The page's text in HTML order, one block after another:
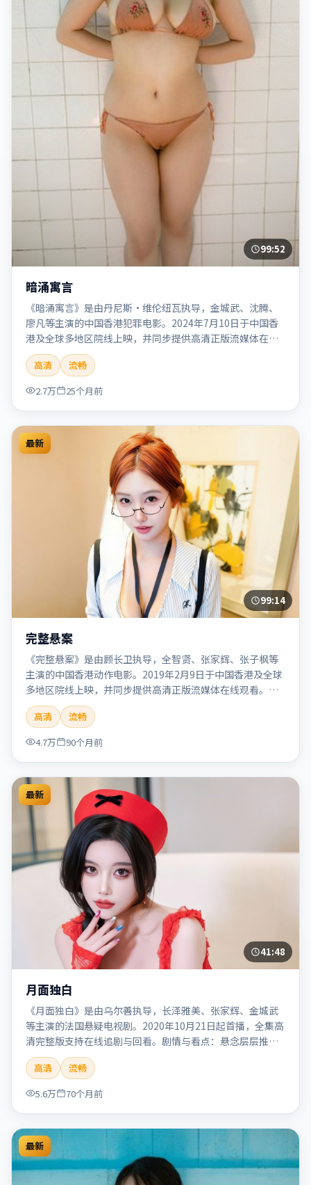
99:52
暗涌寓言
《暗涌寓言》是由丹尼斯·维伦纽瓦执导，金城武、沈腾、
廖凡等主演的中国香港犯罪电影。2024年7月10日于中国香
港及全球多地区院线上映，并同步提供高清正版流媒体在线
观看。剧情与看点：聚焦案件与人性灰色地带，张力十足，
兼具社会观察与戏剧冲突。本片适合检索「暗涌寓言」「丹
尼斯·维伦纽瓦」「犯罪」「中国香港」「2024」「2024-
07-10上映」等关键词的影迷阅读简介与主创信息。
高清
流畅
2.7万
25个月前
最新
99:14
完整悬案
《完整悬案》是由顾长卫执导，全智贤、张家辉、张子枫等
主演的中国香港动作电影。2019年2月9日于中国香港及全球
多地区院线上映，并同步提供高清正版流媒体在线观看。剧
情与看点：动作场面密集，节奏明快，适合喜欢热血追缉与
爆破场面的观众。本片适合检索「完整悬案」「顾长卫」
「动作」「中国香港」「2019」「2019-02-09上映」等关键
词的影迷阅读简介与主创信息。
高清
流畅
4.7万
90个月前
最新
41:48
月面独白
《月面独白》是由乌尔善执导，长泽雅美、张家辉、金城武
等主演的法国悬疑电视剧。2020年10月21日起首播，全集高
清完整版支持在线追剧与回看。剧情与看点：悬念层层推
进，线索相互勾连，结局出人意料，适合推理爱好者。本片
适合检索「月面独白」「乌尔善」「悬疑」「法国」
「2020」「2020-10-21上映」等关键词的影迷阅读简介与主
创信息。
高清
流畅
5.6万
70个月前
最新